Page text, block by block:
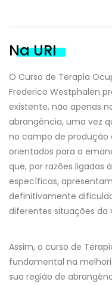
Na URI
O Curso de Terapia
Frederico Westphalen
existente, não apenas
abrangência, uma vez
no campo de
orientados para a
que, por razões ligadas
específicas,
definitivamente
diferentes situações da
Assim, o curso de
fundamental na
sua região de